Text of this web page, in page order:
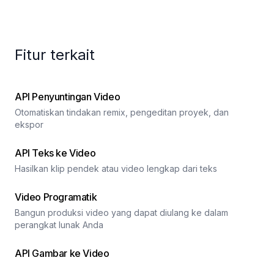
Fitur terkait
API Penyuntingan Video
Otomatiskan tindakan remix, pengeditan proyek, dan
ekspor
API Teks ke Video
Hasilkan klip pendek atau video lengkap dari teks
Video Programatik
Bangun produksi video yang dapat diulang ke dalam
perangkat lunak Anda
API Gambar ke Video